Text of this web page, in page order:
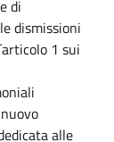
di
dismissioni
1 sui
alle